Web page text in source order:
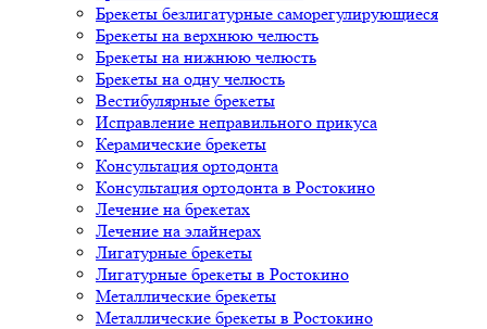
Брекеты безлигатурные саморегулирующиеся
Брекеты на верхнюю челюсть
Брекеты на нижнюю челюсть
Брекеты на одну челюсть
Вестибулярные брекеты
Исправление неправильного прикуса
Керамические брекеты
Консультация ортодонта
Консультация ортодонта в Ростокино
Лечение на брекетах
Лечение на элайнерах
Лигатурные брекеты
Лигатурные брекеты в Ростокино
Металлические брекеты
Металлические брекеты в Ростокино